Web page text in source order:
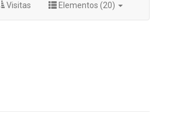
Visitas Elementos (20)